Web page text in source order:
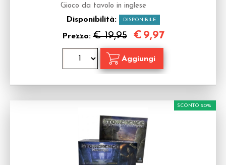
Gioco da tavolo in inglese
Disponibilità: DISPONIBILE
Prezzo:€ 19,95 € 9,97
SCONTO 20%